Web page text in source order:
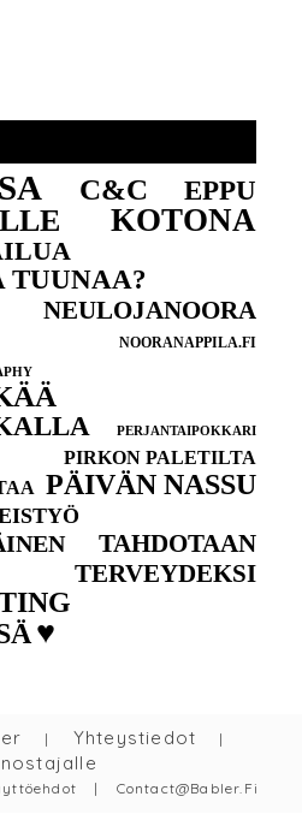
C&C EPPU
KOTONA
TUUNAA?
NEULOJANOORA
NOORANAPPILA.FI
PERJANTAIPOKKARI
PIRKON PALETILTA
PÄIVÄN NASSU
TAHDOTAAN
TERVEYDEKSI
♥
| Yhteystiedot |
| Contact@babler.fi